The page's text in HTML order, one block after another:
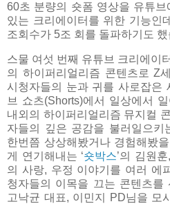
60초 분량의 숏폼 영상을 유튜
있는 크리에이터를 위한 기능인
조회수가 5조 회를 돌파하기도 했
스물 여섯 번째 유튜브 크리에이
의 하이퍼리얼리즘 콘텐츠로 Z
시청자들의 눈과 귀를 사로잡은
브 쇼츠(Shorts)에서 일상에서
내외의 하이퍼리얼리즘 뮤지컬
자들의 깊은 공감을 불러일으키
한번쯤 상상해봤거나 경험해봤
게 연기해내는 ‘숏박스’의 김원
의 사랑, 우정 이야기를 여러 에
청자들의 이목을 끄는 콘텐츠를
고낙균 대표, 이민지 PD님을 모